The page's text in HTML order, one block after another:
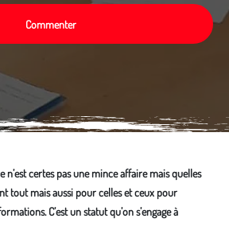
Commenter
certes pas une mince affaire mais quelles
tout mais aussi pour celles et ceux pour
C’est un statut qu’on s’engage à